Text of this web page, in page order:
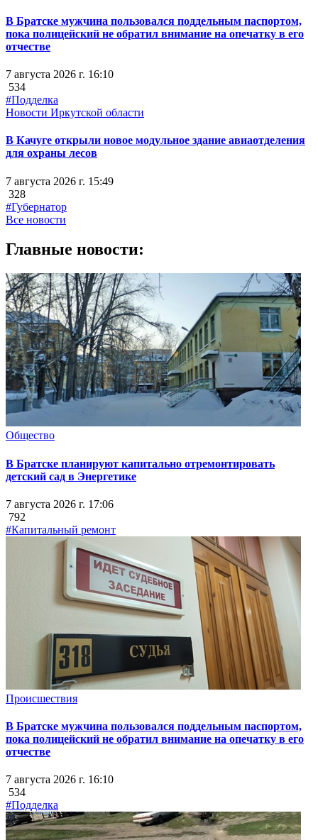
В Братске мужчина пользовался поддельным паспортом,
пока полицейский не обратил внимание на опечатку в его
отчестве
7 августа 2026 г. 16:10
534
#Подделка
Новости Иркутской области
В Качуге открыли новое модульное здание авиаотделения
для охраны лесов
7 августа 2026 г. 15:49
328
#Губернатор
Все новости
Главные новости:
Общество
В Братске планируют капитально отремонтировать
детский сад в Энергетике
7 августа 2026 г. 17:06
792
#Капитальный ремонт
Происшествия
В Братске мужчина пользовался поддельным паспортом,
пока полицейский не обратил внимание на опечатку в его
отчестве
7 августа 2026 г. 16:10
534
#Подделка